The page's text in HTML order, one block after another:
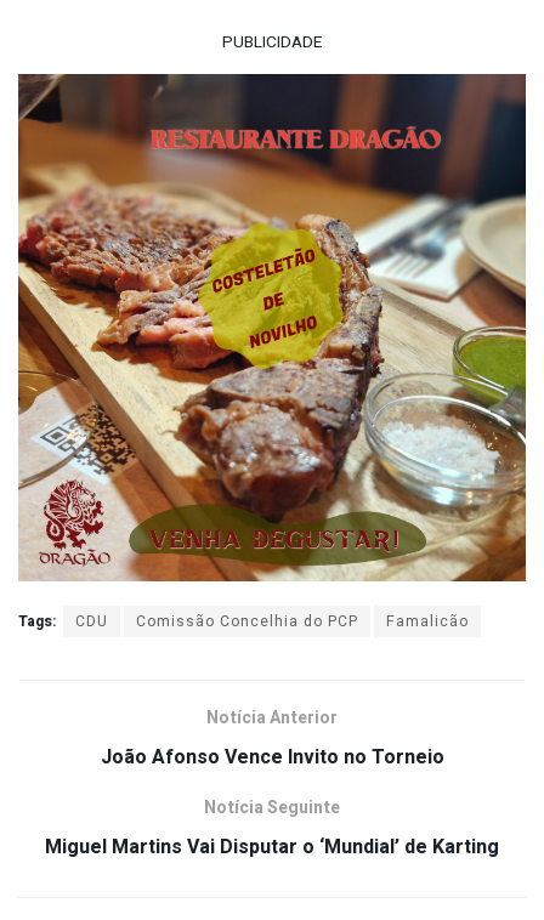
PUBLICIDADE
Tags: CDU Comissão Concelhia do PCP Famalicão
Notícia Anterior
João Afonso Vence Invito no Torneio
Notícia Seguinte
Miguel Martins Vai Disputar o ‘Mundial’ de Karting